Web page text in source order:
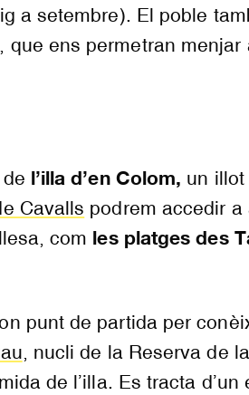
a setembre). El poble
ens permetran menjar
l’illa d’en Colom, un
Cavalls podrem accedir a
com les platges des
punt de partida per
, nucli de la Reserva de
de l’illa. Es tracta d’un